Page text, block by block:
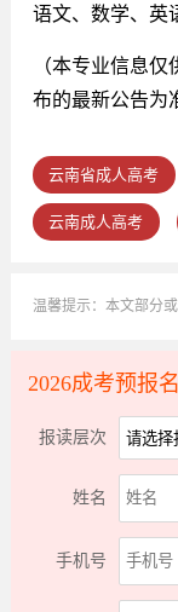
语文、数学、英
（本专业信息
布的最新公告为
云南省成人高考
云南成人高考
温馨提示：本文部分
2026成考预报名
报读层次
姓名
手机号